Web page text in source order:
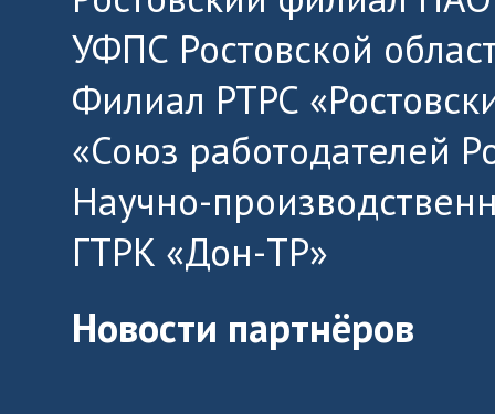
УФПС Ростовской
Филиал РТРС
«Союз работодателей
Научно-
ГТРК «Дон-ТР»
Новости партнёров